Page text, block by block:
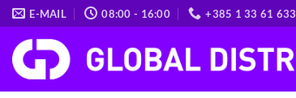
Skip
to
content
E-MAIL 08:00 - 16:00 +385 1 33 61 633